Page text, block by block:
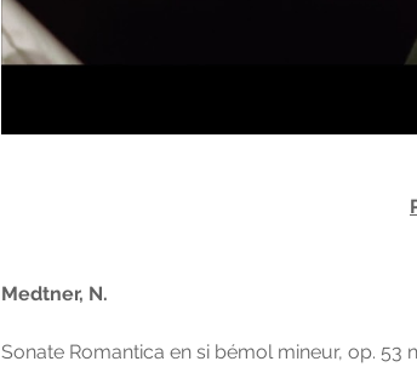
Medtner, N.
Sonate Romantica en si bémol mineur, op. 53